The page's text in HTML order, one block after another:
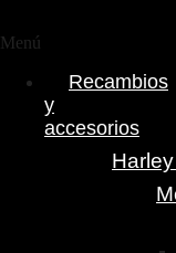
Menú
Recambios
y
accesorios